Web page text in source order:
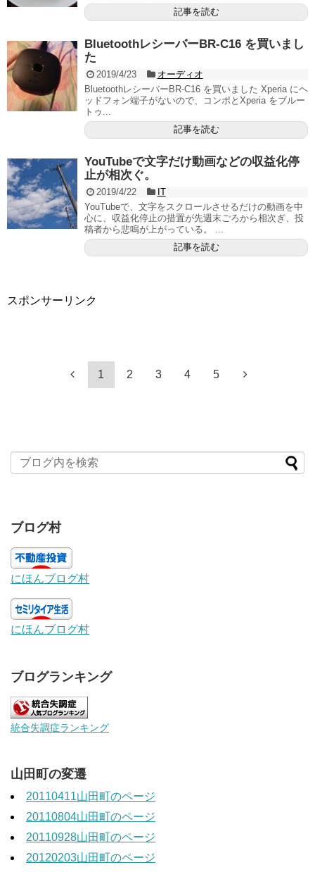
記事を読む
BluetoothレシーバーBR-C16 を買いまし
た
2019/4/23
オーディオ
BluetoothレシーバーBR-C16 を買いました Xperia にヘ
ッドフォン端子がないので、コンポとXperia をブルー
トゥ...
記事を読む
YouTubeで文字だけ動画などの収益化停
止が相次ぐ。
2019/4/22
IT
YouTubeで、文字をスクロールさせるだけの動画を中
心に、収益化停止の措置が先週末ごろから相次ぎ、投
稿者から悲鳴が上がっている。 ...
記事を読む
スポンサーリンク
1 2 3 4 5
ブログ村
にほんブログ村
にほんブログ村
ブログランキング
統合失調症ランキング
山田町の変遷
20110411山田町のページ
20110804山田町のページ
20110928山田町のページ
20120203山田町のページ